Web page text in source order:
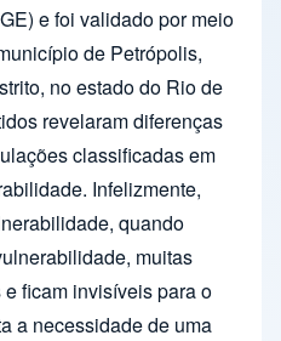
e foi validado por meio
de Petrópolis,
no estado do Rio de
revelaram diferenças
classificadas em
Infelizmente,
quando
muitas
ficam invisíveis para o
a necessidade de uma